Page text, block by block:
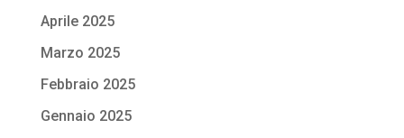
Aprile 2025
Marzo 2025
Febbraio 2025
Gennaio 2025